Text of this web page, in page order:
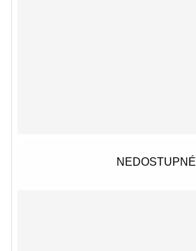
NEDOSTUPNÉ
NEDOSTUPNÉ